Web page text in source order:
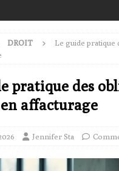
DROIT
Le guide pratique
pratique des
affacturage
Jennifer Sta